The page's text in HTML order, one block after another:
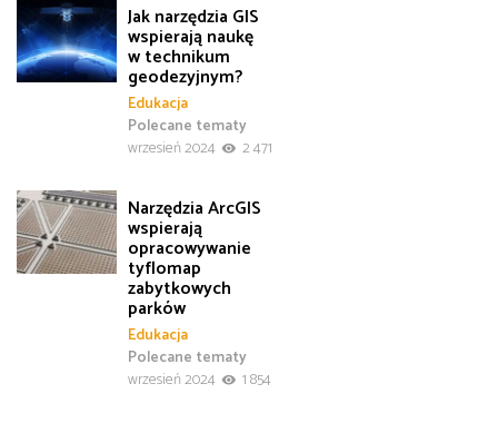
Jak narzędzia GIS
wspierają naukę
w technikum
geodezyjnym?
Edukacja
Polecane tematy
wrzesień 2024
2 471
Narzędzia ArcGIS
wspierają
opracowywanie
tyflomap
zabytkowych
parków
Edukacja
Polecane tematy
wrzesień 2024
1 854